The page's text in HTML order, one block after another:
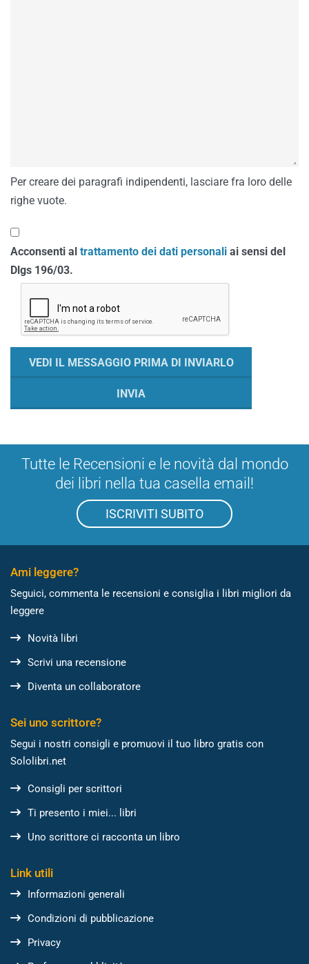
Per creare dei paragrafi indipendenti, lasciare fra loro delle
righe vuote.
Acconsenti al trattamento dei dati personali ai sensi del
Dlgs 196/03.
Tutte le Recensioni e le novità dal mondo
dei libri nella tua casella email!
ISCRIVITI SUBITO
Ami leggere?
Seguici, commenta le recensioni e consiglia i libri migliori da
leggere
Novità libri
Scrivi una recensione
Diventa un collaboratore
Sei uno scrittore?
Segui i nostri consigli e promuovi il tuo libro gratis con
Sololibri.net
Consigli per scrittori
Ti presento i miei... libri
Uno scrittore ci racconta un libro
Link utili
Informazioni generali
Condizioni di pubblicazione
Privacy